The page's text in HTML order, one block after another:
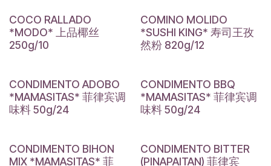
COCO RALLADO
*MODO* 上品椰丝
250g/10
COMINO MOLIDO
*SUSHI KING* 寿司王孜
然粉 820g/12
CONDIMENTO ADOBO
*MAMASITAS* 菲律宾调
味料 50g/24
CONDIMENTO BBQ
*MAMASITAS* 菲律宾调
味料 50g/24
CONDIMENTO BIHON
MIX *MAMASITAS* 菲
CONDIMENTO BITTER
(PINAPAITAN) 菲律宾